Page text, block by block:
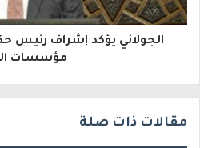
ر
ي
الجولاني يؤكد إشراف رئيس
مؤسسات
مقالات ذات صلة